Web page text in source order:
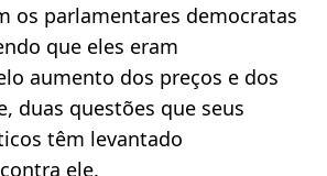
os parlamentares democratas
que eles eram
aumento dos preços e dos
duas questões que seus
têm levantado
ele.